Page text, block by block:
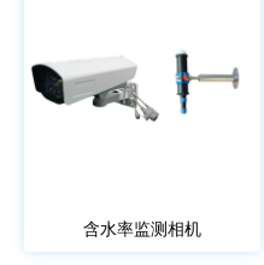
含水率监测相机